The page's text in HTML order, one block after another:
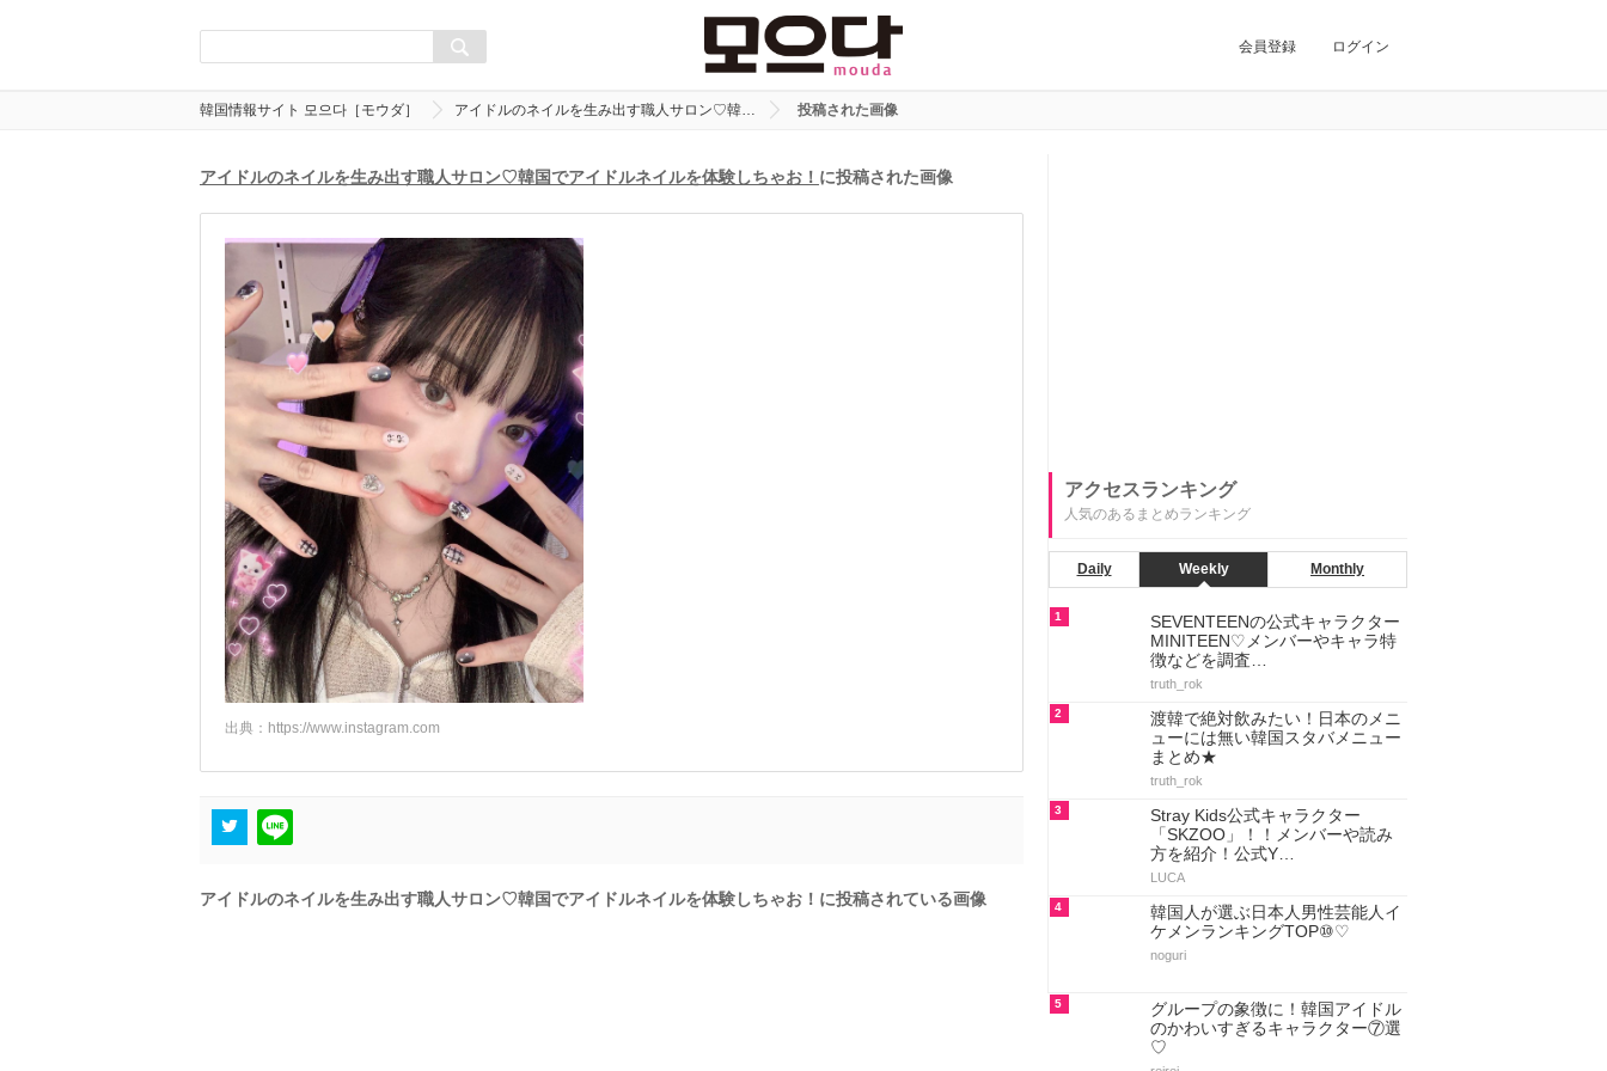
会員登録 ログイン
韓国情報サイト 모으다［モウダ］ アイドルのネイルを生み出す職人サロン♡韓… 投稿された画像
アイドルのネイルを生み出す職人サロン♡韓国でアイドルネイルを体験しちゃお！ に投稿された画像
出典： https://www.instagram.com
アイドルのネイルを生み出す職人サロン♡韓国でアイドルネイルを体験しちゃお！に投稿されている画像
アクセスランキング
人気のあるまとめランキング
Daily Weekly Monthly
1
SEVENTEENの公式キャラクター
MINITEEN♡メンバーやキャラ特
徴などを調査…
truth_rok
2
渡韓で絶対飲みたい！日本のメニ
ューには無い韓国スタバメニュー
まとめ★
truth_rok
3
Stray Kids公式キャラクター
「SKZOO」！！メンバーや読み
方を紹介！公式Y…
LUCA
4
韓国人が選ぶ日本人男性芸能人イ
ケメンランキングTOP⑩♡
noguri
5
グループの象徴に！韓国アイドル
のかわいすぎるキャラクター⑦選
♡